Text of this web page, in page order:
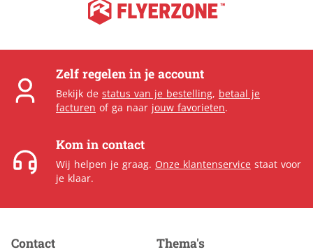
Zelf regelen in je account
Bekijk de status van je bestelling, betaal je
facturen of ga naar jouw favorieten.
Kom in contact
Wij helpen je graag. Onze klantenservice staat voor
je klaar.
Contact Thema's